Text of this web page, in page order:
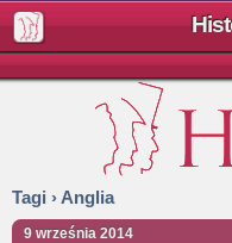
Tagi › Anglia
9 września 2014